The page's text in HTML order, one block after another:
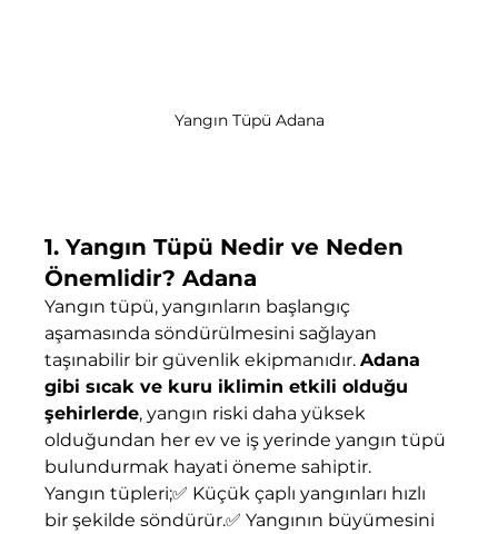
Yangın Tüpü Adana
1. Yangın Tüpü Nedir ve Neden
Önemlidir? Adana
Yangın tüpü, yangınların başlangıç
aşamasında söndürülmesini sağlayan
taşınabilir bir güvenlik ekipmanıdır. Adana
gibi sıcak ve kuru iklimin etkili olduğu
şehirlerde, yangın riski daha yüksek
olduğundan her ev ve iş yerinde yangın tüpü
bulundurmak hayati öneme sahiptir.
Yangın tüpleri;✅ Küçük çaplı yangınları hızlı
bir şekilde söndürür.✅ Yangının büyümesini